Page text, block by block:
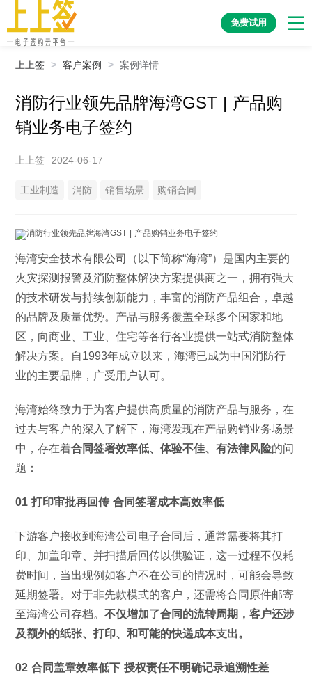
免费试用
上上签 > 客户案例 > 案例详情
消防行业领先品牌海湾GST | 产品购
销业务电子签约
上上签 2024-06-17
工业制造 消防 销售场景 购销合同
海湾安全技术有限公司（以下简称“海湾”）是国内主要的
火灾探测报警及消防整体解决方案提供商之一，拥有强大
的技术研发与持续创新能力，丰富的消防产品组合，卓越
的品牌及质量优势。产品与服务覆盖全球多个国家和地
区，向商业、工业、住宅等各行各业提供一站式消防整体
解决方案。自1993年成立以来，海湾已成为中国消防行
业的主要品牌，广受用户认可。
海湾始终致力于为客户提供高质量的消防产品与服务，在
过去与客户的深入了解下，海湾发现在产品购销业务场景
中，存在着合同签署效率低、体验不佳、有法律风险的问
题：
01 打印审批再回传 合同签署成本高效率低
下游客户接收到海湾公司电子合同后，通常需要将其打
印、加盖印章、并扫描后回传以供验证，这一过程不仅耗
费时间，当出现例如客户不在公司的情况时，可能会导致
延期签署。对于非先款模式的客户，还需将合同原件邮寄
至海湾公司存档。不仅增加了合同的流转周期，客户还涉
及额外的纸张、打印、和可能的快递成本支出。
02 合同盖章效率低下 授权责任不明确记录追溯性差